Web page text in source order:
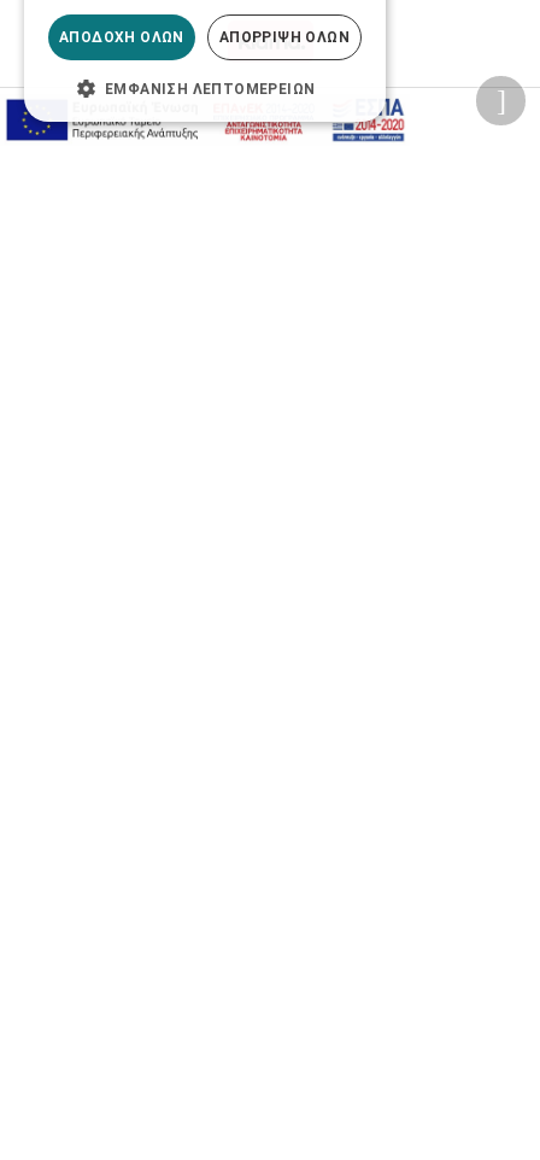
Προσωπικά δεδομένα
ΑΠΟΔΟΧΉ ΌΛΩΝ ΑΠΌΡΡΙΨΗ ΌΛΩΝ
ΕΜΦΆΝΙΣΗ ΛΕΠΤΟΜΕΡΕΙΏΝ